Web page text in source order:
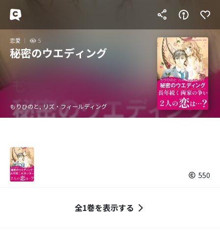
恋愛 5
秘密のウエディング
もりひのと, リズ・フィールディング
550
全1巻を表示する